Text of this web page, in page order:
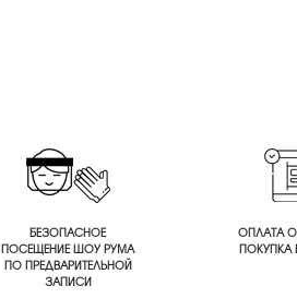
БЕЗОПАСНОЕ
ПОСЕЩЕНИЕ ШОУ РУМА
ПО ПРЕДВАРИТЕЛЬНОЙ
ЗАПИСИ
ОПЛАТА
ПОКУПКА